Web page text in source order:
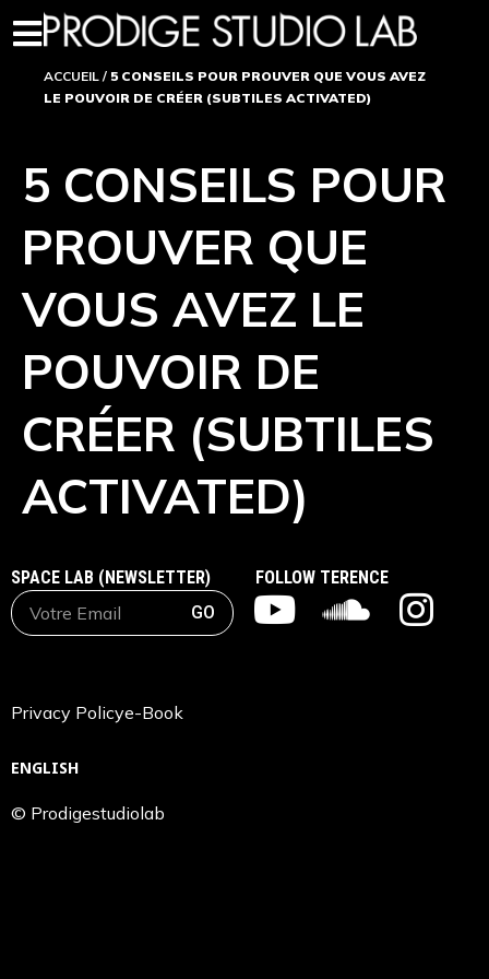
ACCUEIL / 5 CONSEILS POUR PROUVER QUE VOUS AVEZ
LE POUVOIR DE CRÉER (SUBTILES ACTIVATED)
5 CONSEILS POUR
PROUVER QUE
VOUS AVEZ LE
POUVOIR DE
CRÉER (SUBTILES
ACTIVATED)
SPACE LAB (NEWSLETTER)
GO
FOLLOW TERENCE
© Prodigestudiolab
ENGLISH
Privacy Policye-Book